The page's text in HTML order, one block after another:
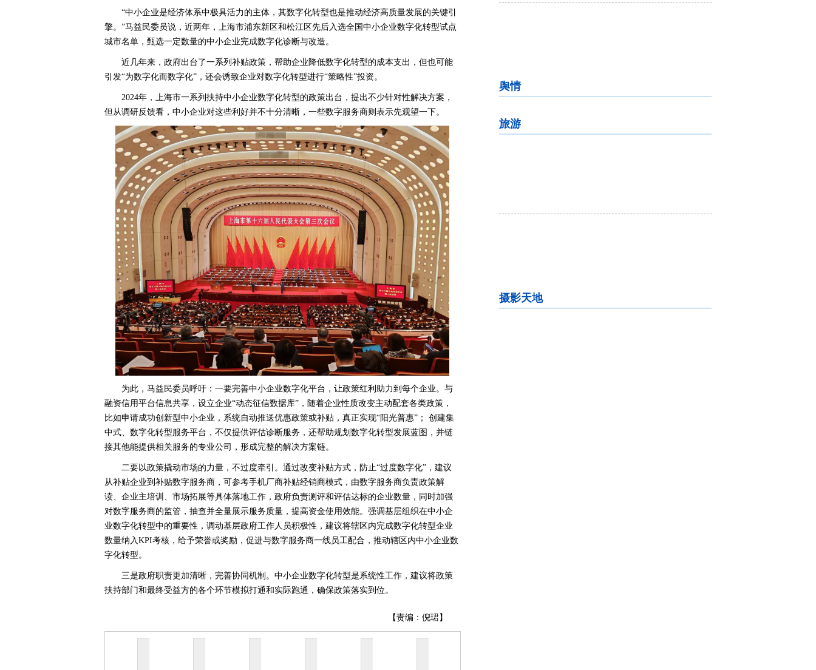
“中小企业是经济体系中极具活力的主体，其数字化转型也是推动经济高质量发展的关键引
擎。”马益民委员说，近两年，上海市浦东新区和松江区先后入选全国中小企业数字化转型试点
城市名单，甄选一定数量的中小企业完成数字化诊断与改造。
近几年来，政府出台了一系列补贴政策，帮助企业降低数字化转型的成本支出，但也可能
引发“为数字化而数字化”，还会诱致企业对数字化转型进行“策略性”投资。
2024年，上海市一系列扶持中小企业数字化转型的政策出台，提出不少针对性解决方案，
但从调研反馈看，中小企业对这些利好并不十分清晰，一些数字服务商则表示先观望一下。
为此，马益民委员呼吁：一要完善中小企业数字化平台，让政策红利助力到每个企业。与
融资信用平台信息共享，设立企业“动态征信数据库”，随着企业性质改变主动配套各类政策，
比如申请成功创新型中小企业，系统自动推送优惠政策或补贴，真正实现“阳光普惠”； 创建集
中式、数字化转型服务平台，不仅提供评估诊断服务，还帮助规划数字化转型发展蓝图，并链
接其他能提供相关服务的专业公司，形成完整的解决方案链。
二要以政策撬动市场的力量，不过度牵引。通过改变补贴方式，防止“过度数字化”，建议
从补贴企业到补贴数字服务商，可参考手机厂商补贴经销商模式，由数字服务商负责政策解
读、企业主培训、市场拓展等具体落地工作，政府负责测评和评估达标的企业数量，同时加强
对数字服务商的监管，抽查并全量展示服务质量，提高资金使用效能。强调基层组织在中小企
业数字化转型中的重要性，调动基层政府工作人员积极性，建议将辖区内完成数字化转型企业
数量纳入KPI考核，给予荣誉或奖励，促进与数字服务商一线员工配合，推动辖区内中小企业数
字化转型。
三是政府职责更加清晰，完善协同机制。中小企业数字化转型是系统性工作，建议将政策
扶持部门和最终受益方的各个环节模拟打通和实际跑通，确保政策落实到位。
【责编：倪珺】
舆情
旅游
摄影天地